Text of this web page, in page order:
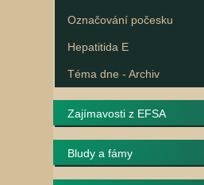
Označování počesku
Hepatitida E
Téma dne - Archiv
Zajímavosti z EFSA
Bludy a fámy